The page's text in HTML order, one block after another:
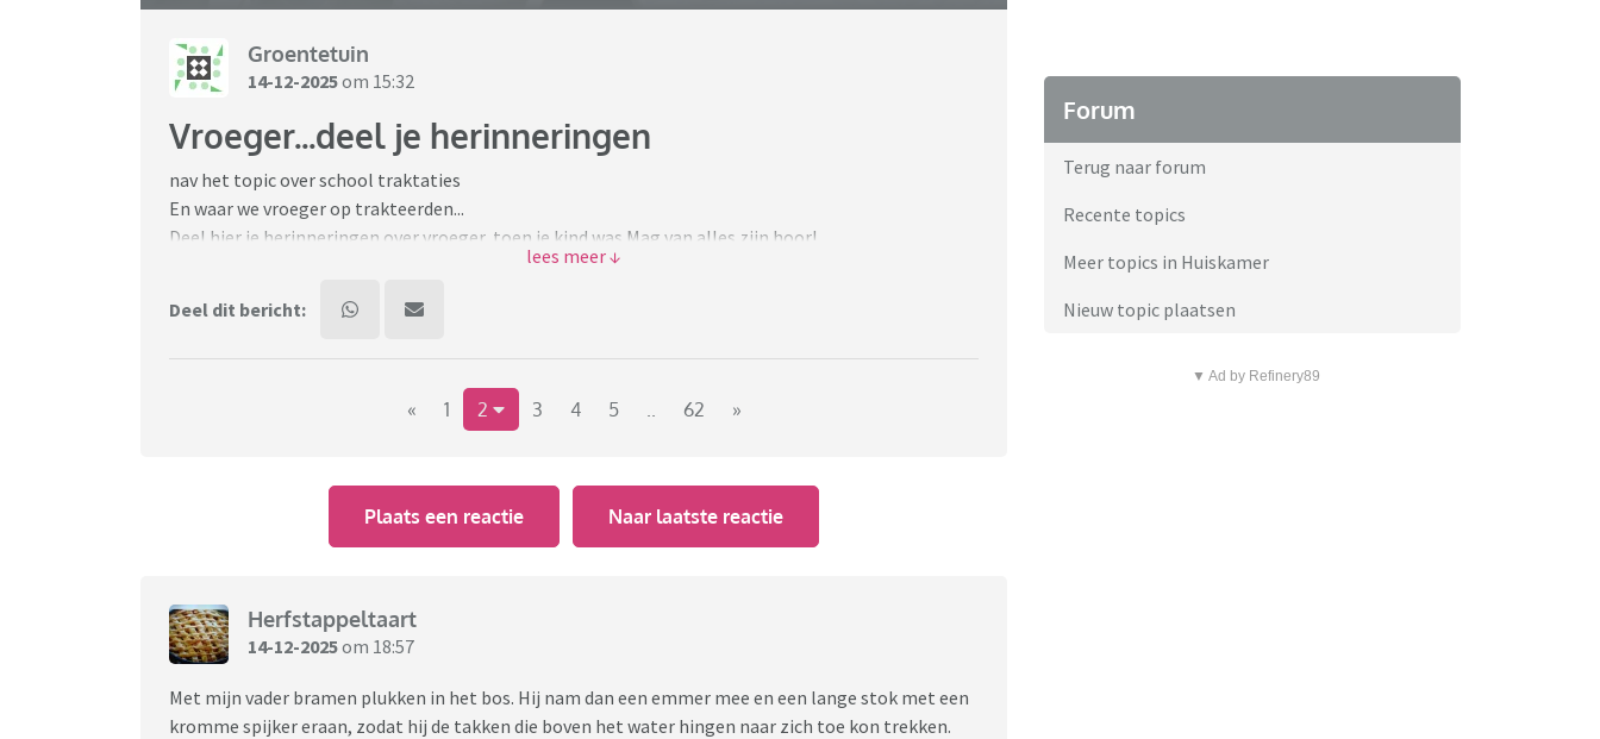
Groentetuin
14-12-2025om 15:32
Vroeger...deel je herinneringen
nav het topic over school traktaties
En waar we vroeger op trakteerden...
Deel hier je herinneringen over vroeger, toen je kind was.Mag van alles zijn hoor!
Misschien brengt het anderen weer " terug in de tijd"
Deel dit bericht:
« 1 2 3 4 5 .. 62 »
Plaats een reactie Naar laatste reactie
Herfstappeltaart
14-12-2025om 18:57
Met mijn vader bramen plukken in het bos. Hij nam dan een emmer mee en een lange stok met een
kromme spijker eraan, zodat hij de takken die boven het water hingen naar zich toe kon trekken.
Forum
Terug naar forum
Recente topics
Meer topics in Huiskamer
Nieuw topic plaatsen
▼ Ad by Refinery89